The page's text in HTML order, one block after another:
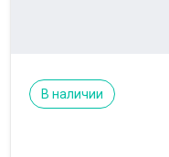
В наличии